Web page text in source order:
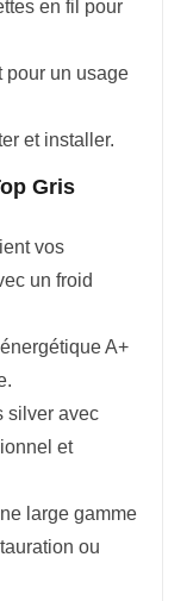
en fil pour
pour un usage
et installer.
Gris
vos
un froid
A+
silver avec
et
large gamme
ou